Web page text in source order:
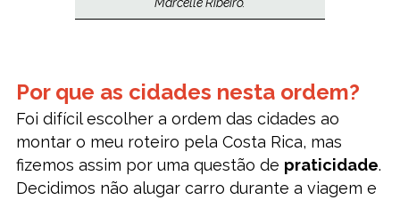
Por que as cidades nesta ordem?
Foi difícil escolher a ordem das cidades ao
montar o meu roteiro pela Costa Rica, mas
fizemos assim por uma questão de praticidade.
Decidimos não alugar carro durante a viagem e